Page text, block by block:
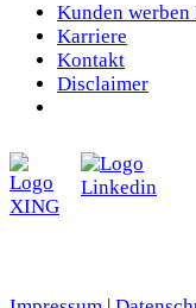
Kunden werben
Karriere
Kontakt
Disclaimer